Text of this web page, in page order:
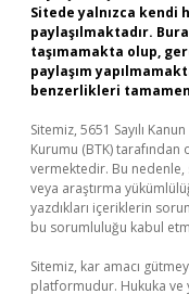
Sitede yalnızca kendi
paylaşılmaktadır.
taşımamakta olup,
paylaşım
benzerlikleri
Sitemiz, 5651 Sayılı
Kurumu (BTK) tarafından
vermektedir. Bu
veya araştırma
yazdıkları içeriklerin
bu sorumluluğu kabul
Sitemiz, kar amacı
platformudur. Hukuka ve